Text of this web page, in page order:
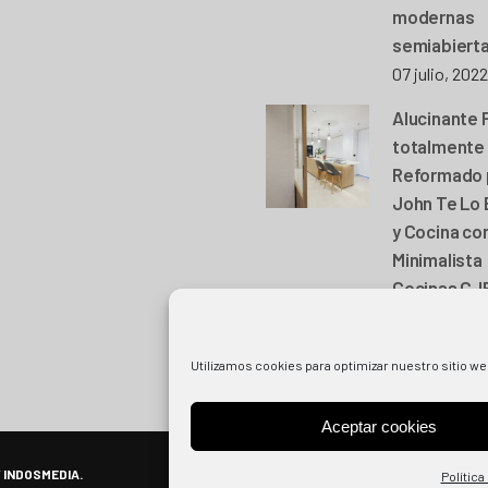
Utilizamos cookies para optimizar nuestro sitio
Aceptar cookies
Política
modernas
07 julio, 2022
Alucinante
totalmente
Reformado
John Te Lo
y Cocina
Minimalista
Cocinas
INDOSMEDIA.